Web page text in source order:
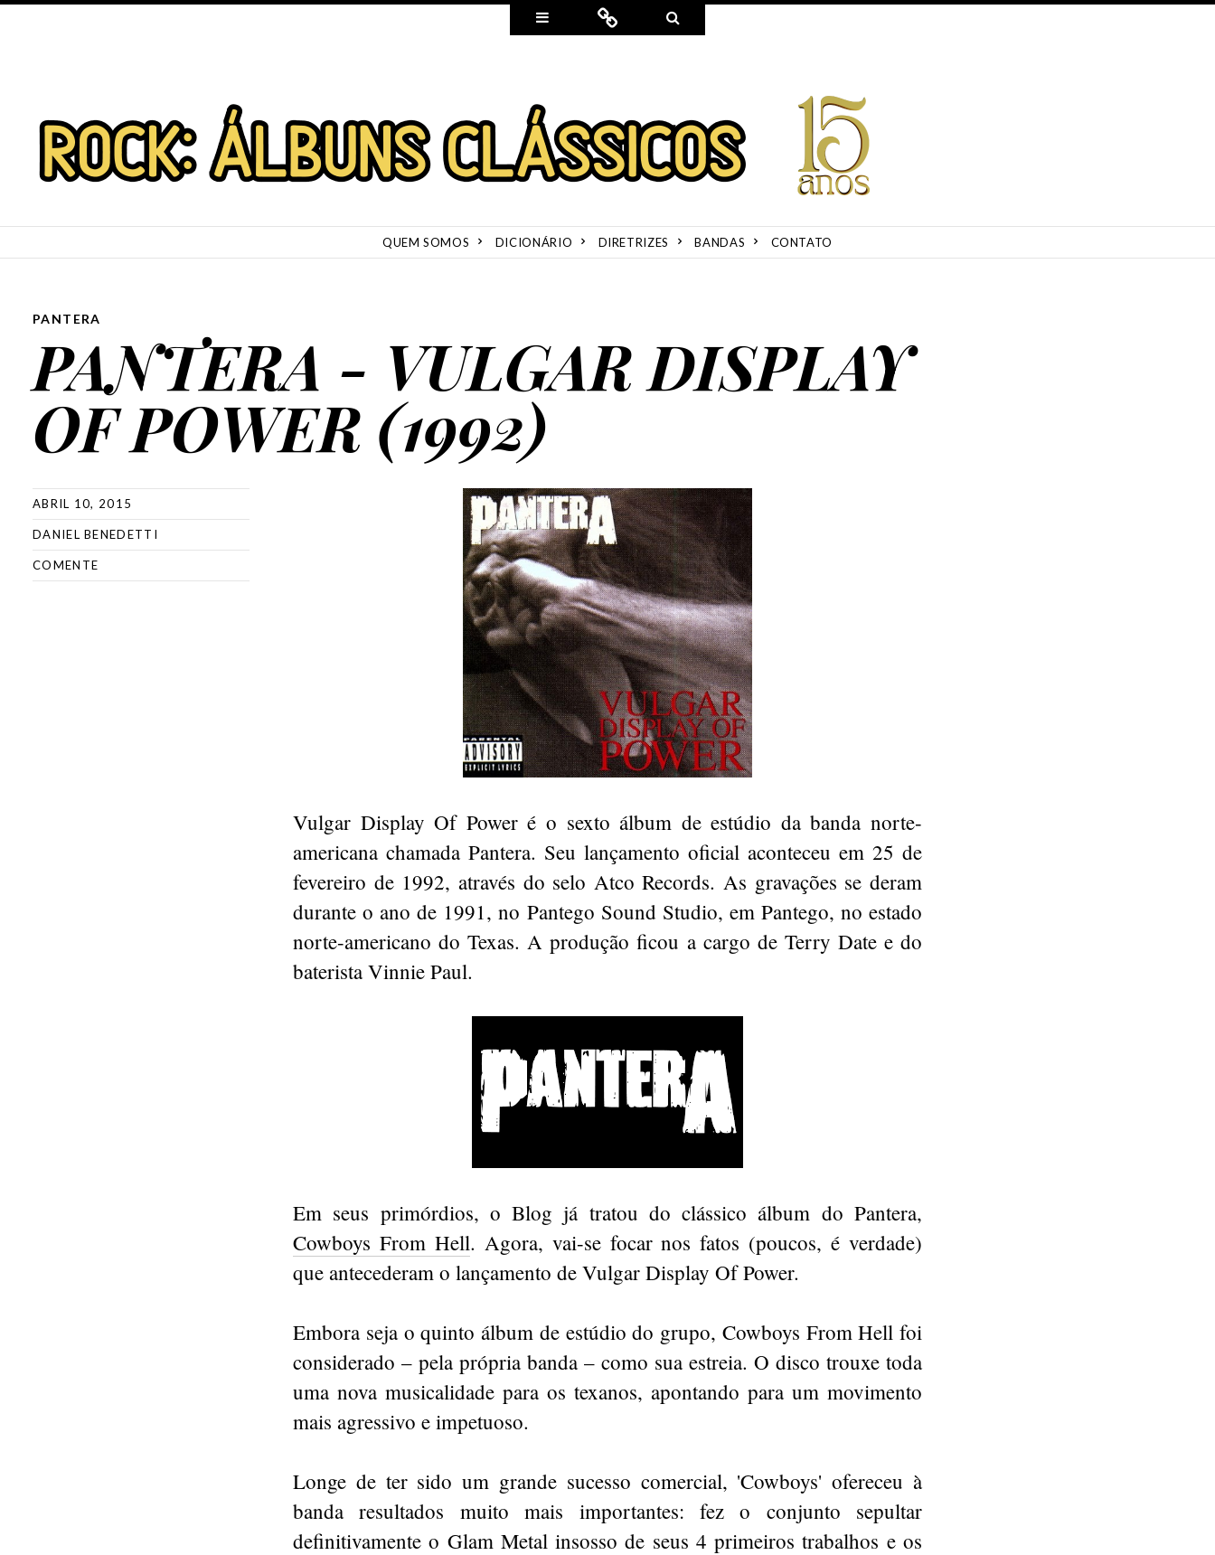
Widgets ConnectSearch
QUEM SOMOS DICIONÁRIO DIRETRIZES BANDAS CONTATO
PANTERA
PANTERA - VULGAR DISPLAY
OF POWER (1992)
ABRIL 10, 2015
DANIEL BENEDETTI
COMENTE
Vulgar Display Of Power é o sexto álbum de estúdio da banda norte-
americana chamada Pantera. Seu lançamento oficial aconteceu em 25 de
fevereiro de 1992, através do selo Atco Records. As gravações se deram
durante o ano de 1991, no Pantego Sound Studio, em Pantego, no estado
norte-americano do Texas. A produção ficou a cargo de Terry Date e do
baterista Vinnie Paul.
Em seus primórdios, o Blog já tratou do clássico álbum do Pantera,
Cowboys From Hell. Agora, vai-se focar nos fatos (poucos, é verdade)
que antecederam o lançamento de Vulgar Display Of Power.
Embora seja o quinto álbum de estúdio do grupo, Cowboys From Hell foi
considerado – pela própria banda – como sua estreia. O disco trouxe toda
uma nova musicalidade para os texanos, apontando para um movimento
mais agressivo e impetuoso.
Longe de ter sido um grande sucesso comercial, 'Cowboys' ofereceu à
banda resultados muito mais importantes: fez o conjunto sepultar
definitivamente o Glam Metal insosso de seus 4 primeiros trabalhos e os